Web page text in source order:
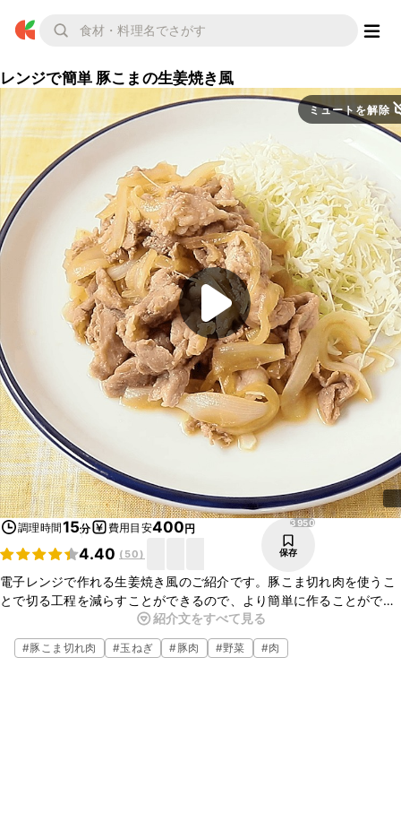
レンジで簡単 豚こまの生姜焼き風
ミュートを解除
調理時間15分 費用目安400円
4.40 ( 50)
3950
保存
電子レンジで作れる生姜焼き風のご紹介です。豚こま切れ肉を使うこ
とで切る工程を減らすことができるので、より簡単に作ることができ
ます。時間がない時でもあっという間に主菜が完成しますよ。今晩の
おかずにいかがでしょうか。
紹介文をすべて見る
#豚こま切れ肉 #玉ねぎ #豚肉 #野菜 #肉